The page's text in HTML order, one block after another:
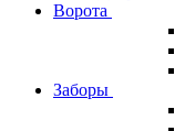
Ворота
Заборы